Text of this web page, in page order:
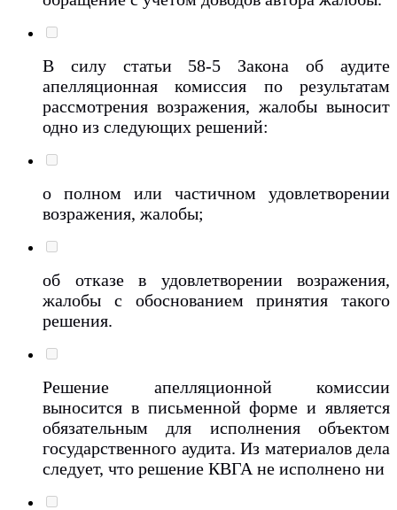
В силу статьи 58-5 Закона об аудите
апелляционная комиссия по результатам
рассмотрения возражения, жалобы выносит
одно из следующих решений:
о полном или частичном удовлетворении
возражения, жалобы;
об отказе в удовлетворении возражения,
жалобы с обоснованием принятия такого
решения.
Решение апелляционной комиссии
выносится в письменной форме и является
обязательным для исполнения объектом
государственного аудита. Из материалов дела
следует, что решение КВГА не исполнено ни